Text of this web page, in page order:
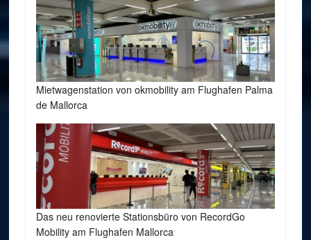
Mietwagenstation von okmobility am Flughafen Palma
de Mallorca
Das neu renovierte Stationsbüro von RecordGo
Mobility am Flughafen Mallorca